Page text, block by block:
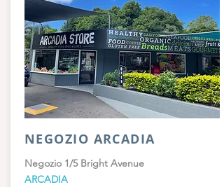
NEGOZIO ARCADIA
Negozio 1/5 Bright Avenue
ARCADIA